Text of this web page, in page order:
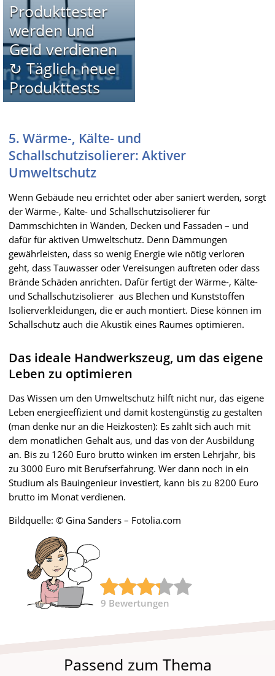
Produkttester
werden und
Geld verdienen
↻ Täglich neue
Produkttests
5. Wärme-, Kälte- und
Schallschutzisolierer: Aktiver
Umweltschutz
Wenn Gebäude neu errichtet oder aber saniert werden, sorgt
der Wärme-, Kälte- und Schallschutzisolierer für
Dämmschichten in Wänden, Decken und Fassaden – und
dafür für aktiven Umweltschutz. Denn Dämmungen
gewährleisten, dass so wenig Energie wie nötig verloren
geht, dass Tauwasser oder Vereisungen auftreten oder dass
Brände Schäden anrichten. Dafür fertigt der Wärme-, Kälte-
und Schallschutzisolierer aus Blechen und Kunststoffen
Isolierverkleidungen, die er auch montiert. Diese können im
Schallschutz auch die Akustik eines Raumes optimieren.
Das ideale Handwerkszeug, um das eigene
Leben zu optimieren
Das Wissen um den Umweltschutz hilft nicht nur, das eigene
Leben energieeffizient und damit kostengünstig zu gestalten
(man denke nur an die Heizkosten): Es zahlt sich auch mit
dem monatlichen Gehalt aus, und das von der Ausbildung
an. Bis zu 1260 Euro brutto winken im ersten Lehrjahr, bis
zu 3000 Euro mit Berufserfahrung. Wer dann noch in ein
Studium als Bauingenieur investiert, kann bis zu 8200 Euro
brutto im Monat verdienen.
Bildquelle: © Gina Sanders – Fotolia.com
9 Bewertungen
Passend zum Thema